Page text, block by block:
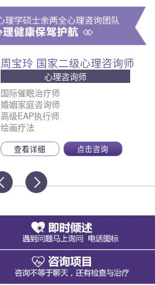
周宝玲 国家二级心理咨询师
心理咨询师
国际催眠治疗师
婚姻家庭咨询师
高级EAP执行师
绘画疗法
查看详细 点击咨询